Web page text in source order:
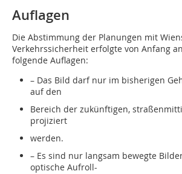
Auflagen
Die Abstimmung der Planungen mit
Verkehrs­sicherheit erfolgte von Anfang
folgende Auflagen:
– Das Bild darf nur im bisherigen
auf den
Bereich der zukünftigen,
projiziert
werden.
– Es sind nur langsam bewegte
optische Aufroll-